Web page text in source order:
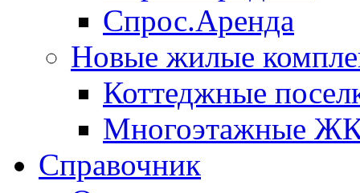
Спрос.Аренда
Новые жилые
Коттеджные
Многоэтажные
Справочник